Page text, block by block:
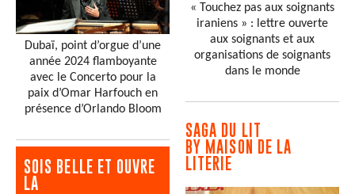
Dubaï, point d’orgue d’une
année 2024 flamboyante
avec le Concerto pour la
paix d’Omar Harfouch en
présence d’Orlando Bloom
SOIS BELLE ET OUVRE
LA
« Touchez pas aux soignants
iraniens » : lettre ouverte
aux soignants et aux
organisations de soignants
dans le monde
SAGA DU LIT
BY MAISON DE LA
LITERIE